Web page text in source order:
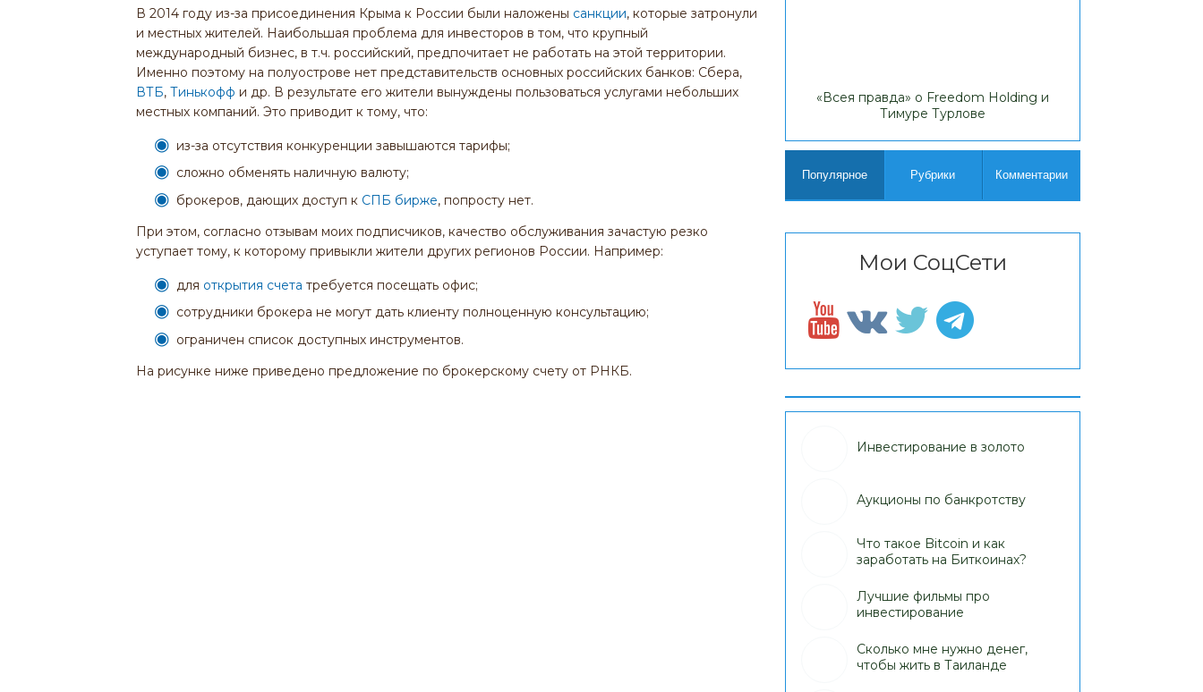
В 2014 году из-за присоединения Крыма к России были наложены санкции, которые затронули
и местных жителей. Наибольшая проблема для инвесторов в том, что крупный
международный бизнес, в т.ч. российский, предпочитает не работать на этой территории.
Именно поэтому на полуострове нет представительств основных российских банков: Сбера,
ВТБ, Тинькофф и др. В результате его жители вынуждены пользоваться услугами небольших
местных компаний. Это приводит к тому, что:
из-за отсутствия конкуренции завышаются тарифы;
сложно обменять наличную валюту;
брокеров, дающих доступ к СПБ бирже, попросту нет.
При этом, согласно отзывам моих подписчиков, качество обслуживания зачастую резко
уступает тому, к которому привыкли жители других регионов России. Например:
для открытия счета требуется посещать офис;
сотрудники брокера не могут дать клиенту полноценную консультацию;
ограничен список доступных инструментов.
На рисунке ниже приведено предложение по брокерскому счету от РНКБ.
«Всея правда» о Freedom Holding и
Тимуре Турлове
Популярное Рубрики Комментарии
Мои СоцСети
Инвестирование в золото
Аукционы по банкротству
Что такое Bitcoin и как
заработать на Биткоинах?
Лучшие фильмы про
инвестирование
Сколько мне нужно денег,
чтобы жить в Таиланде